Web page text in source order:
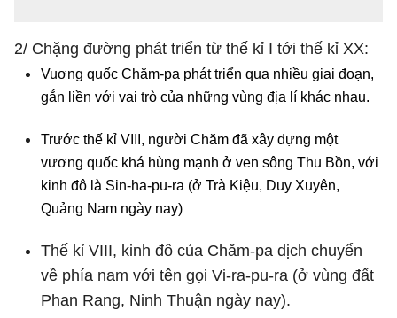
2/ Chặng đường phát triển từ thế kỉ I tới thế kỉ XX:
Vuơng quốc Chăm-pa phát triển qua nhiều giai đoạn,
gắn liền với vai trò của những vùng địa lí khác nhau.
Trước thế kỉ VIII, người Chăm đã xây dựng một
vương quốc khá hùng mạnh ở ven sông Thu Bồn, với
kinh đô là Sin-ha-pu-ra (ở Trà Kiệu, Duy Xuyên,
Quảng Nam ngày nay)
Thế kỉ VIII, kinh đô của Chăm-pa dịch chuyển
về phía nam với tên gọi Vi-ra-pu-ra (ở vùng đất
Phan Rang, Ninh Thuận ngày nay).